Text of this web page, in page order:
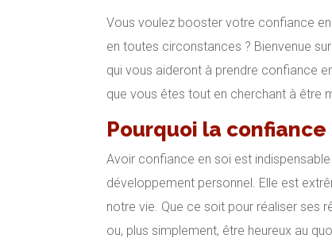
Vous voulez booster votre confiance
en toutes circonstances ? Bienvenue
qui vous aideront à prendre confiance
que vous êtes tout en cherchant à être
Pourquoi la
Avoir confiance en soi est
développement personnel. Elle est
notre vie. Que ce soit pour réaliser ses
ou, plus simplement, être heureux au